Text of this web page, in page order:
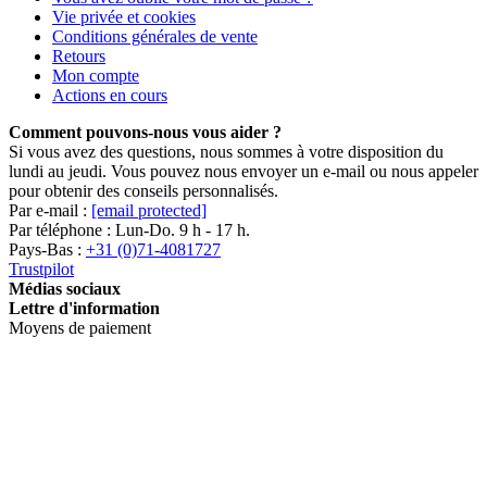
Vie privée et cookies
Conditions générales de vente
Retours
Mon compte
Actions en cours
Comment pouvons-nous vous aider ?
Si vous avez des questions, nous sommes à votre disposition du
lundi au jeudi. Vous pouvez nous envoyer un e-mail ou nous appeler
pour obtenir des conseils personnalisés.
Par e-mail : [email protected]
Par téléphone : Lun-Do. 9 h - 17 h.
Pays-Bas : +31 (0)71-4081727
Trustpilot
Médias sociaux
Lettre d'information
Moyens de paiement